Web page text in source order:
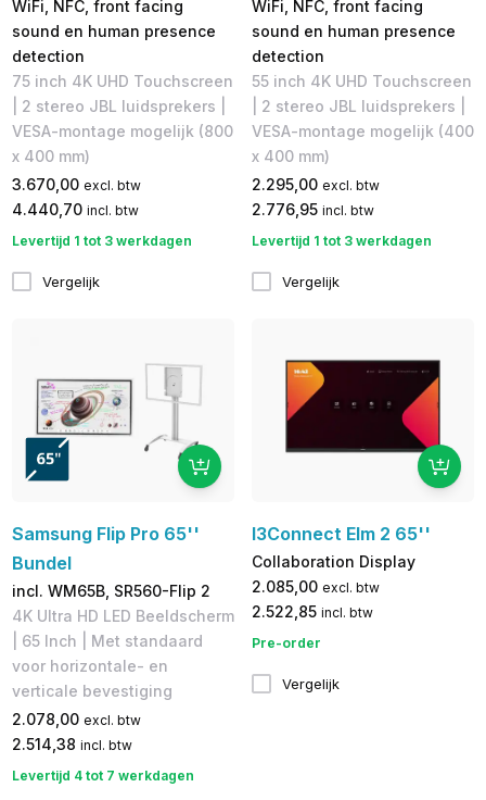
WiFi, NFC, front facing
sound en human presence
detection
75 inch 4K UHD Touchscreen
| 2 stereo JBL luidsprekers |
VESA-montage mogelijk (800
x 400 mm)
3.670,00 excl. btw
4.440,70 incl. btw
Levertijd 1 tot 3 werkdagen
Vergelijk
WiFi, NFC, front facing
sound en human presence
detection
55 inch 4K UHD Touchscreen
| 2 stereo JBL luidsprekers |
VESA-montage mogelijk (400
x 400 mm)
2.295,00 excl. btw
2.776,95 incl. btw
Levertijd 1 tot 3 werkdagen
Vergelijk
Samsung Flip Pro 65''
Bundel
incl. WM65B, SR560-Flip 2
4K Ultra HD LED Beeldscherm
| 65 Inch | Met standaard
voor horizontale- en
verticale bevestiging
2.078,00 excl. btw
2.514,38 incl. btw
Levertijd 4 tot 7 werkdagen
I3Connect Elm 2 65''
Collaboration Display
2.085,00 excl. btw
2.522,85 incl. btw
Pre-order
Vergelijk